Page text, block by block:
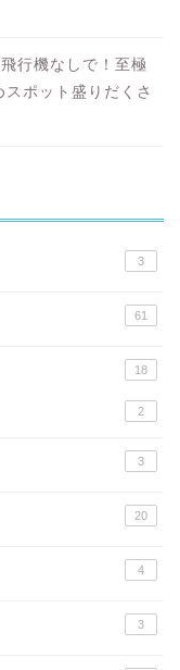
行機なしで！至極
ポット盛りだくさ
3
61
18
2
3
20
4
3